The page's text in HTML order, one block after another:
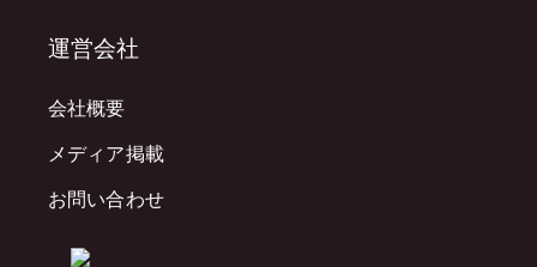
運営会社
会社概要
メディア掲載
お問い合わせ